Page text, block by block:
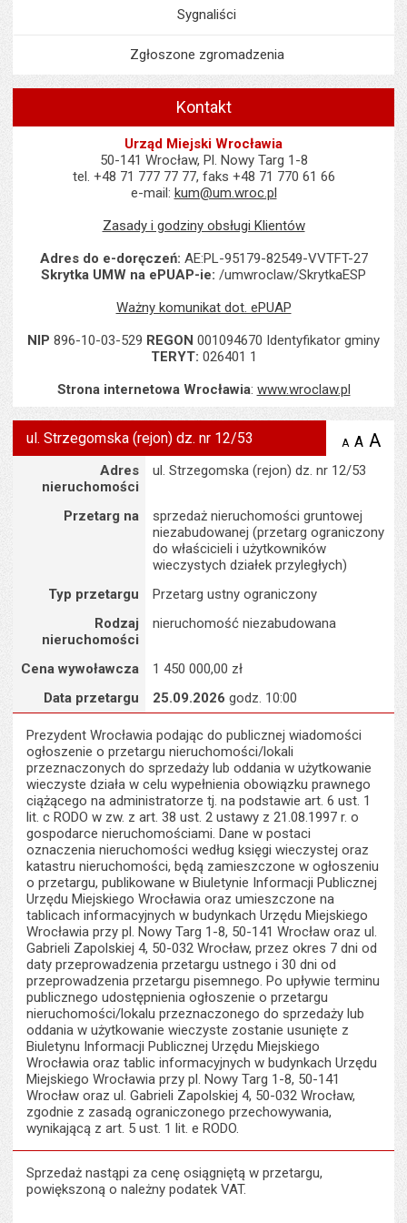
Sygnaliści
Zgłoszone zgromadzenia
Kontakt
Urząd Miejski Wrocławia
50-141 Wrocław, Pl. Nowy Targ 1-8
tel. +48 71 777 77 77, faks +48 71 770 61 66
e-mail: kum@um.wroc.pl
Zasady i godziny obsługi Klientów
Adres do e-doręczeń: AE:PL-95179-82549-VVTFT-27
Skrytka UMW na ePUAP-ie: /umwroclaw/SkrytkaESP
Ważny komunikat dot. ePUAP
NIP 896-10-03-529 REGON 001094670 Identyfikator gminy
TERYT: 026401 1
Strona internetowa Wrocławia: www.wroclaw.pl
ul. Strzegomska (rejon) dz. nr 12/53 A zmniejsz
stronie
A A
Adres
nieruchomości
ul. Strzegomska (rejon) dz. nr 12/53
Przetarg na
sprzedaż nieruchomości gruntowej
niezabudowanej (przetarg ograniczony
do właścicieli i użytkowników
wieczystych działek przyległych)
Typ przetargu
Przetarg ustny ograniczony
Rodzaj
nieruchomości
nieruchomość niezabudowana
Cena wywoławcza
1 450 000,00 zł
Data przetargu
25.09.2026 godz. 10:00
Prezydent Wrocławia podając do publicznej wiadomości
ogłoszenie o przetargu nieruchomości/lokali
przeznaczonych do sprzedaży lub oddania w użytkowanie
wieczyste działa w celu wypełnienia obowiązku prawnego
ciążącego na administratorze tj. na podstawie art. 6 ust. 1
lit. c RODO w zw. z art. 38 ust. 2 ustawy z 21.08.1997 r. o
gospodarce nieruchomościami. Dane w postaci
oznaczenia nieruchomości według księgi wieczystej oraz
katastru nieruchomości, będą zamieszczone w ogłoszeniu
o przetargu, publikowane w Biuletynie Informacji Publicznej
Urzędu Miejskiego Wrocławia oraz umieszczone na
tablicach informacyjnych w budynkach Urzędu Miejskiego
Wrocławia przy pl. Nowy Targ 1-8, 50-141 Wrocław oraz ul.
Gabrieli Zapolskiej 4, 50-032 Wrocław, przez okres 7 dni od
daty przeprowadzenia przetargu ustnego i 30 dni od
przeprowadzenia przetargu pisemnego. Po upływie terminu
publicznego udostępnienia ogłoszenie o przetargu
nieruchomości/lokalu przeznaczonego do sprzedaży lub
oddania w użytkowanie wieczyste zostanie usunięte z
Biuletynu Informacji Publicznej Urzędu Miejskiego
Wrocławia oraz tablic informacyjnych w budynkach Urzędu
Miejskiego Wrocławia przy pl. Nowy Targ 1-8, 50-141
Wrocław oraz ul. Gabrieli Zapolskiej 4, 50-032 Wrocław,
zgodnie z zasadą ograniczonego przechowywania,
wynikającą z art. 5 ust. 1 lit. e RODO.
Sprzedaż nastąpi za cenę osiągniętą w przetargu,
powiększoną o należny podatek VAT.